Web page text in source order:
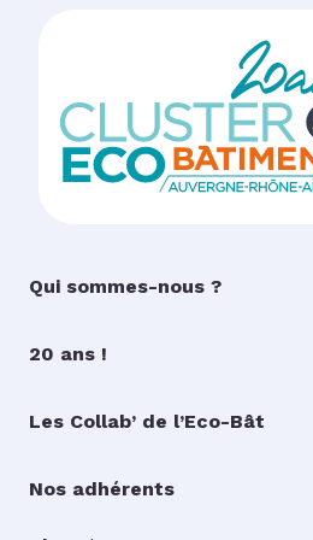
Qui sommes-nous ?
20 ans !
Les Collab’ de l’Eco-Bât
Nos adhérents